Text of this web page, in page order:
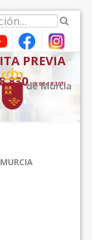
PREVIA
830 (9:00-18:30*)